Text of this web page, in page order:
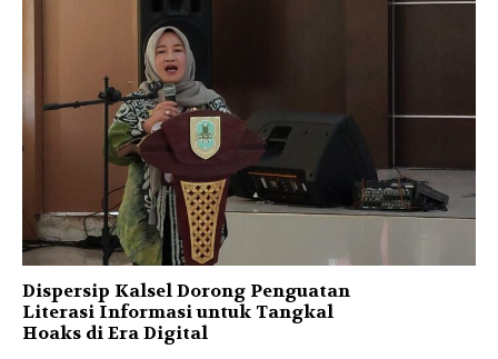
Dispersip Kalsel Dorong Penguatan
Literasi Informasi untuk Tangkal
Hoaks di Era Digital